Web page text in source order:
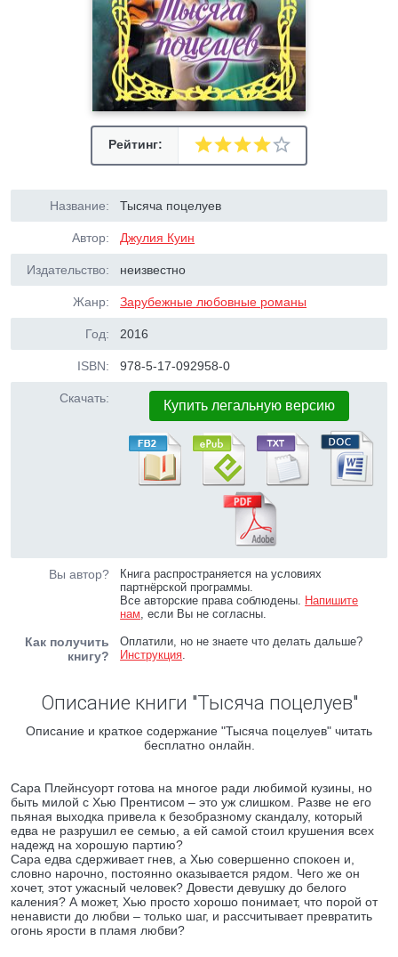
Рейтинг:
Название: Тысяча поцелуев
Автор: Джулия Куин
Издательство: неизвестно
Жанр: Зарубежные любовные романы
Год: 2016
ISBN: 978-5-17-092958-0
Скачать: Купить легальную версию
Вы автор?
Книга распространяется на условиях
партнёрской программы.
Все авторские права соблюдены. Напишите
нам, если Вы не согласны.
Как получить
книгу?
Оплатили, но не знаете что делать дальше?
Инструкция.
Описание книги "Тысяча поцелуев"
Описание и краткое содержание "Тысяча поцелуев" читать
бесплатно онлайн.
Сара Плейнсуорт готова на многое ради любимой кузины, но
быть милой с Хью Прентисом – это уж слишком. Разве не его
пьяная выходка привела к безобразному скандалу, который
едва не разрушил ее семью, а ей самой стоил крушения всех
надежд на хорошую партию?
Сара едва сдерживает гнев, а Хью совершенно спокоен и,
словно нарочно, постоянно оказывается рядом. Чего же он
хочет, этот ужасный человек? Довести девушку до белого
каления? А может, Хью просто хорошо понимает, что порой от
ненависти до любви – только шаг, и рассчитывает превратить
огонь ярости в пламя любви?